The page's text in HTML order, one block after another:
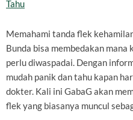
Tahu
Memahami tanda flek
Bunda bisa membedakan mana
perlu diwaspadai. Dengan
mudah panik dan tahu kapan
dokter. Kali ini GabaG akan
flek yang biasanya muncul